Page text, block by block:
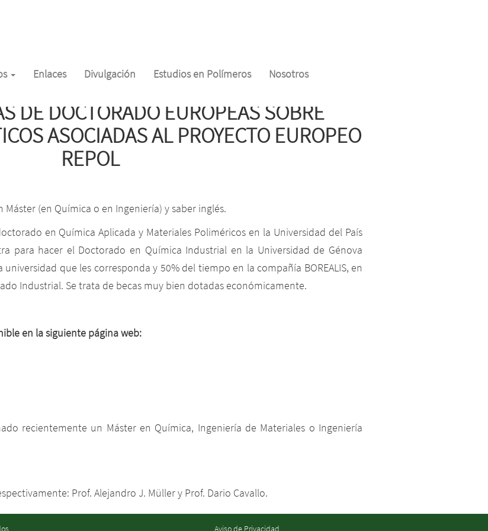
Enlaces Divulgación Estudios en Polímeros Nosotros
DE DOCTORADO EUROPEAS SOBRE
ASOCIADAS AL PROYECTO EUROPEO
REPOL
(en Química o en Ingeniería) y saber inglés.
en Química Aplicada y Materiales Poliméricos en la Universidad del País
para hacer el Doctorado en Química Industrial en la Universidad de Génova
que les corresponda y 50% del tiempo en la compañía BOREALIS, en
Industrial. Se trata de becas muy bien dotadas económicamente.
en la siguiente página web:
recientemente un Máster en Química, Ingeniería de Materiales o Ingeniería
Prof. Alejandro J. Müller y Prof. Dario Cavallo.
Aviso de Privacidad